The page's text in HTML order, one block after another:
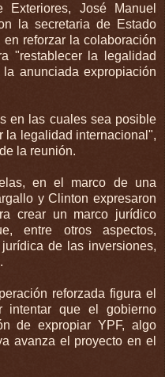
José Manuel
la secretaria de Estado
reforzar la colaboración
"restablecer la legalidad
anunciada expropiación
en las cuales sea posible
la legalidad internacional",
la reunión.
en el marco de una
y Clinton expresaron
crear un marco jurídico
entre otros aspectos,
de las inversiones,
reforzada figura el
intentar que el gobierno
de expropiar YPF, algo
avanza el proyecto en el